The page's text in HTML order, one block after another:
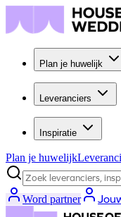
Plan je huwelijk
Leveranciers
Inspiratie
Plan je huwelijk
Word partner